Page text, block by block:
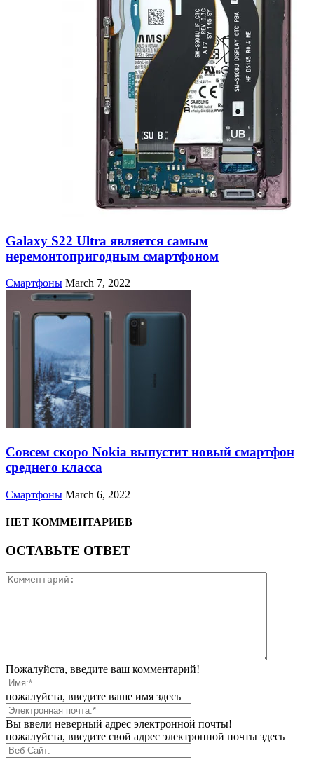
Galaxy S22 Ultra является самым
неремонтопригодным смартфоном
Смартфоны March 7, 2022
Совсем скоро Nokia выпустит новый смартфон
среднего класса
Смартфоны March 6, 2022
НЕТ КОММЕНТАРИЕВ
ОСТАВЬТЕ ОТВЕТ
Пожалуйста, введите ваш комментарий!
пожалуйста, введите ваше имя здесь
Вы ввели неверный адрес электронной почты!
пожалуйста, введите свой адрес электронной почты здесь